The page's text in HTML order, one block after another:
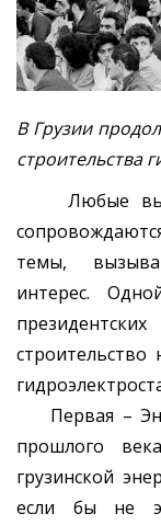
В Грузии
строительства
Любые
темы,
интерес.
строительство
Первая –
прошлого
грузинской
если бы не